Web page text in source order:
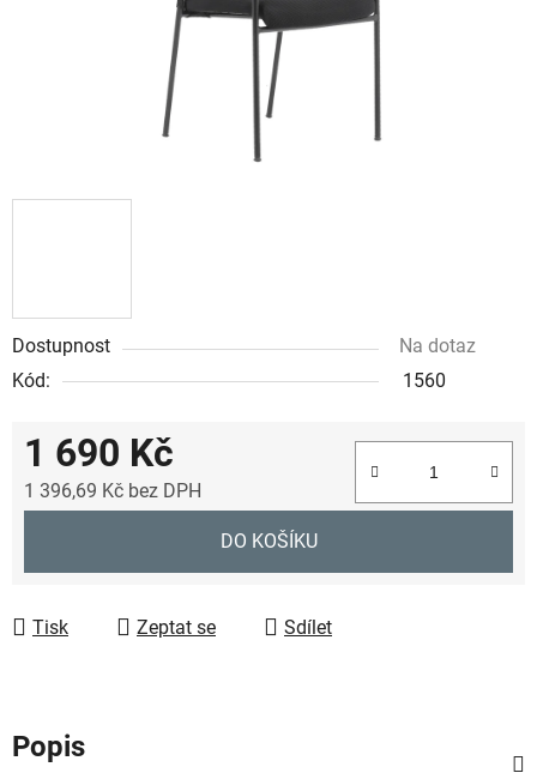
Dostupnost
Na dotaz
Kód:
1560
1 690 Kč
1 396,69 Kč bez DPH
DO KOŠÍKU
Tisk Zeptat se Sdílet
Popis